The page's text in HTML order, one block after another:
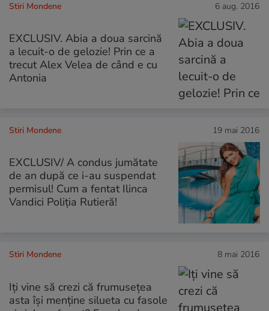
Stiri Mondene 6 aug. 2016
EXCLUSIV. Abia a doua sarcină
a lecuit-o de gelozie! Prin ce a
trecut Alex Velea de când e cu
Antonia
Stiri Mondene 19 mai 2016
EXCLUSIV/ A condus jumătate
de an după ce i-au suspendat
permisul! Cum a fentat Ilinca
Vandici Poliția Rutieră!
Stiri Mondene 8 mai 2016
Iți vine să crezi că frumusețea
asta își menține silueta cu fasole